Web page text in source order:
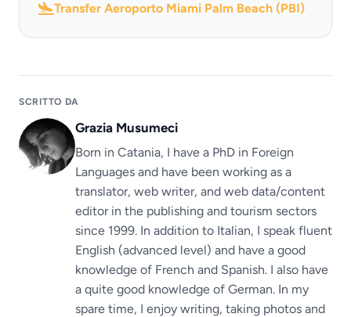
Transfer Aeroporto Miami Palm Beach (PBI)
SCRITTO DA
Grazia Musumeci
Born in Catania, I have a PhD in Foreign
Languages ​​and have been working as a
translator, web writer, and web data/content
editor in the publishing and tourism sectors
since 1999. In addition to Italian, I speak fluent
English (advanced level) and have a good
knowledge of French and Spanish. I also have
a quite good knowledge of German. In my
spare time, I enjoy writing, taking photos and